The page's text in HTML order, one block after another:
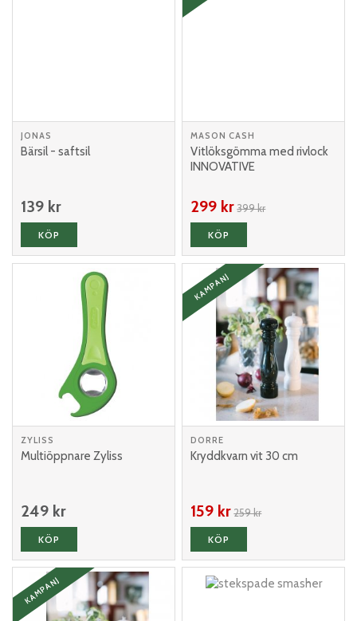
JONAS
Bärsil - saftsil
139 kr
KÖP
MASON CASH
Vitlöksgömma med rivlock
INNOVATIVE
299 kr 399 kr
KÖP
ZYLISS
Multiöppnare Zyliss
249 kr
KÖP
DORRE
Kryddkvarn vit 30 cm
KAMPANJ
159 kr 259 kr
KÖP
KAMPANJ